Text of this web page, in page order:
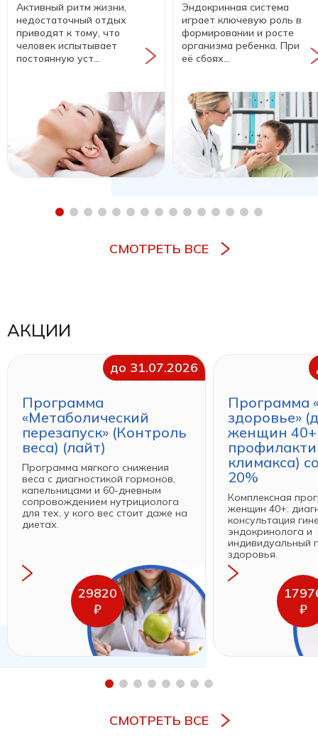
Активный ритм жизни,
недостаточный отдых
приводят к тому, что
человек испытывает
постоянную уст...
Эндокринная система
играет ключевую роль в
формировании и росте
организма ребенка. При
её сбоях...
СМОТРЕТЬ ВСЕ
АКЦИИ
до 31.07.2026
Программа
«Метаболический
перезапуск» (Контроль
веса) (лайт)
Программа мягкого снижения
веса с диагностикой гормонов,
капельницами и 60-дневным
сопровождением нутрициолога
для тех, у кого вес стоит даже на
диетах.
29820
₽
Программа
здоровье»
женщин 40+
климакса)
20%
Комплексная
женщин 40+:
консультация
эндокринолога и
индивидуальный
здоровья.
₽
СМОТРЕТЬ ВСЕ